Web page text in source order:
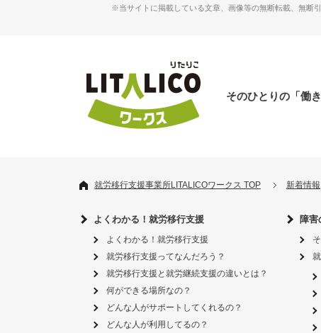
※当サイトに掲載している文章、画像等の無断転載、無断引
そのひとりの「働
就労移行支援事業所LITALICOワークス TOP 新着情報
よくわかる！就労移行支援
よくわかる！就労移行支援
就労移行支援ってなんだろう？
就労移行支援と就労継続支援の違いとは？
何ができる場所なの？
どんな人がサポートしてくれるの？
どんな人が利用してるの？
障害